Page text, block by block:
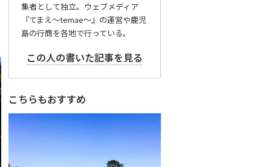
集者として独立。ウェブメディア
『てまえ～temae～』の運営や鹿児
島の行商を各地で行っている。
この人の書いた記事を見る
こちらもおすすめ